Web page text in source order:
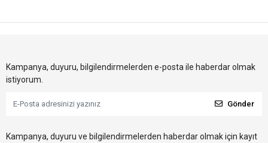
Kampanya, duyuru, bilgilendirmelerden e-posta ile haberdar olmak
istiyorum.
Gönder
Kampanya, duyuru ve bilgilendirmelerden haberdar olmak için kayıt